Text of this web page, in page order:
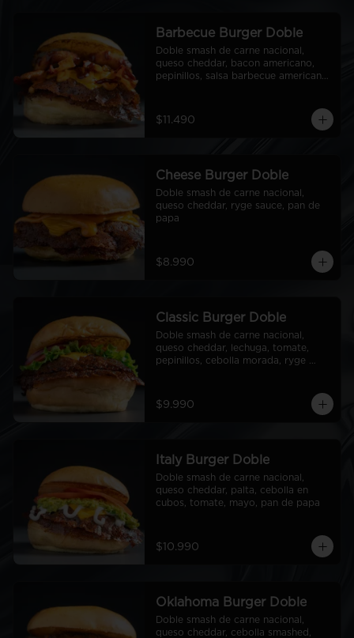
Barbecue Burger Doble
Doble smash de carne nacional,
queso cheddar, bacon americano,
pepinillos, salsa barbecue americana,
$11.490
Cheese Burger Doble
Doble smash de carne nacional,
queso cheddar, ryge sauce, pan de
papa
$8.990
Classic Burger Doble
Doble smash de carne nacional,
queso cheddar, lechuga, tomate,
pepinillos, cebolla morada, ryge
$9.990
Italy Burger Doble
Doble smash de carne nacional,
queso cheddar, palta, cebolla en
cubos, tomate, mayo, pan de papa
$10.990
Oklahoma Burger Doble
Doble smash de carne nacional,
queso cheddar, cebolla smashed,